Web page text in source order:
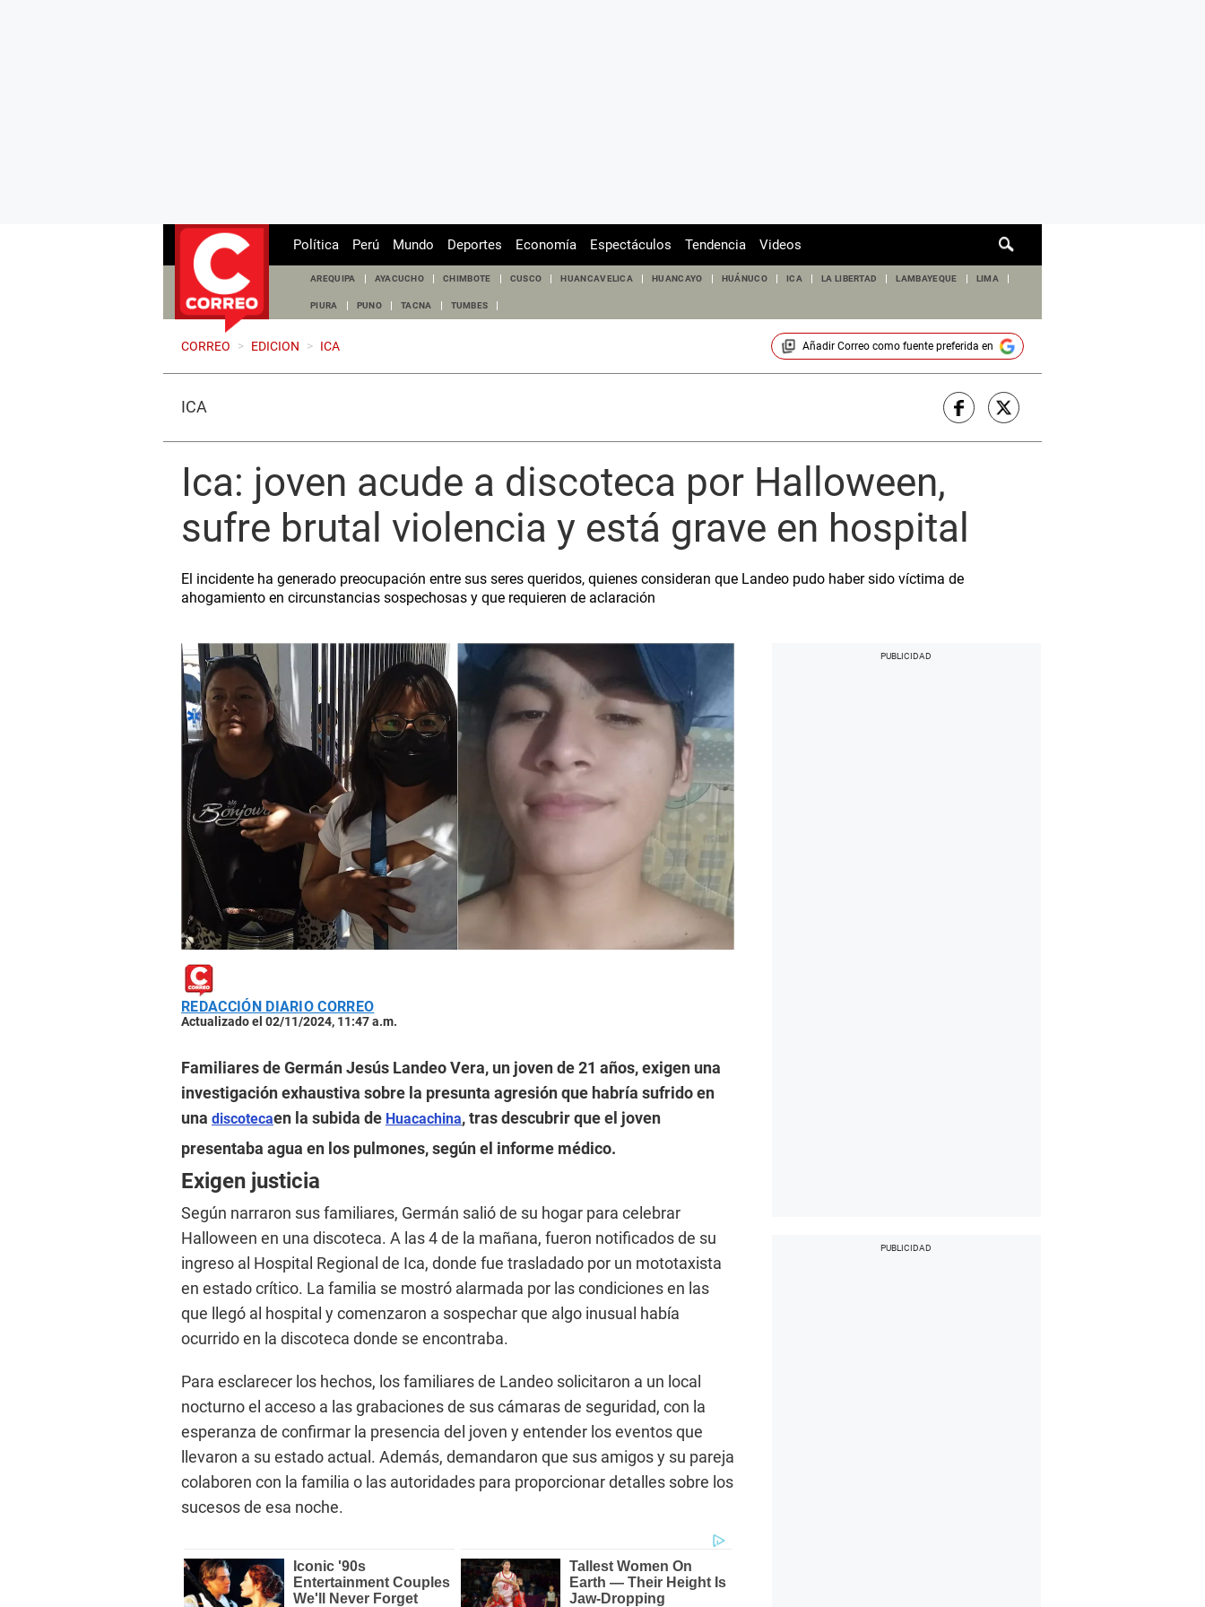
de
Política Perú Mundo Deportes Economía Espectáculos Tendencia Videos
AREQUIPA AYACUCHO CHIMBOTE CUSCO HUANCAVELICA HUANCAYO HUÁNUCO ICA LA LIBERTAD LAMBAYEQUE LIMA
PIURA PUNO TACNA TUMBES
CORREO > EDICION > ICA Añadir Correocomo fuente preferida en
ICA
Ica: joven acude a discoteca por Halloween,
sufre brutal violencia y está grave en hospital
El incidente ha generado preocupación entre sus seres queridos, quienes consideran que Landeo pudo haber sido víctima de
ahogamiento en circunstancias sospechosas y que requieren de aclaración
REDACCIÓN DIARIO CORREO
Actualizado el 02/11/2024, 11:47 a.m.
Familiares de Germán Jesús Landeo Vera, un joven de 21 años, exigen una
investigación exhaustiva sobre la presunta agresión que habría sufrido en
una discotecaen la subida de Huacachina, tras descubrir que el joven
presentaba agua en los pulmones, según el informe médico.
Exigen justicia
Según narraron sus familiares, Germán salió de su hogar para celebrar
Halloween en una discoteca. A las 4 de la mañana, fueron notificados de su
ingreso al Hospital Regional de Ica, donde fue trasladado por un mototaxista
en estado crítico. La familia se mostró alarmada por las condiciones en las
que llegó al hospital y comenzaron a sospechar que algo inusual había
ocurrido en la discoteca donde se encontraba.
Para esclarecer los hechos, los familiares de Landeo solicitaron a un local
nocturno el acceso a las grabaciones de sus cámaras de seguridad, con la
esperanza de confirmar la presencia del joven y entender los eventos que
llevaron a su estado actual. Además, demandaron que sus amigos y su pareja
colaboren con la familia o las autoridades para proporcionar detalles sobre los
sucesos de esa noche.